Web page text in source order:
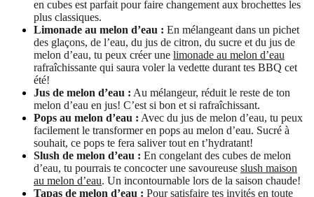
en cubes est parfait pour faire changement aux brochettes les
plus classiques.
Limonade au melon d’eau : En mélangeant dans un pichet
des glaçons, de l’eau, du jus de citron, du sucre et du jus de
melon d’eau, tu peux créer une limonade au melon d’eau
rafraîchissante qui saura voler la vedette durant tes BBQ cet
été!
Jus de melon d’eau : Au mélangeur, réduit le reste de ton
melon d’eau en jus! C’est si bon et si rafraîchissant.
Pops au melon d’eau : Avec du jus de melon d’eau, tu peux
facilement le transformer en pops au melon d’eau. Sucré à
souhait, ce pops te fera saliver tout en t’hydratant!
Slush de melon d’eau : En congelant des cubes de melon
d’eau, tu pourrais te concocter une savoureuse slush maison
au melon d’eau. Un incontournable lors de la saison chaude!
Tapas de melon d’eau : Pour satisfaire tes invités en toute